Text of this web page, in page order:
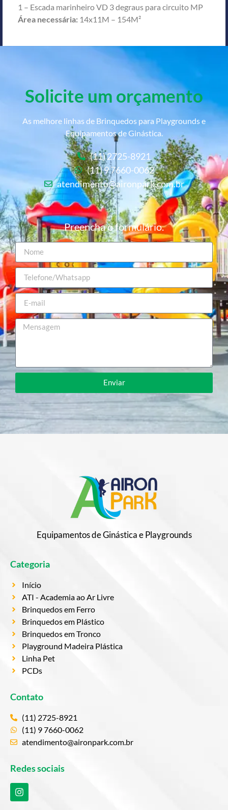
1 – Escada marinheiro VD 3 degraus para circuito MP
Área necessária: 14x11M – 154M²
Solicite um orçamento
As melhore linhas de Brinquedos para Playgrounds e
Equipamentos de Ginástica.
(11) 2725-8921
(11) 9 7660-0062
atendimento@aironpark.com.br
Preencha o formulário.
Enviar
Equipamentos de Ginástica e Playgrounds
Categoria
Início
ATI - Academia ao Ar Livre
Brinquedos em Ferro
Brinquedos em Plástico
Brinquedos em Tronco
Playground Madeira Plástica
Linha Pet
PCDs
Contato
(11) 2725-8921
(11) 9 7660-0062
atendimento@aironpark.com.br
Redes sociais